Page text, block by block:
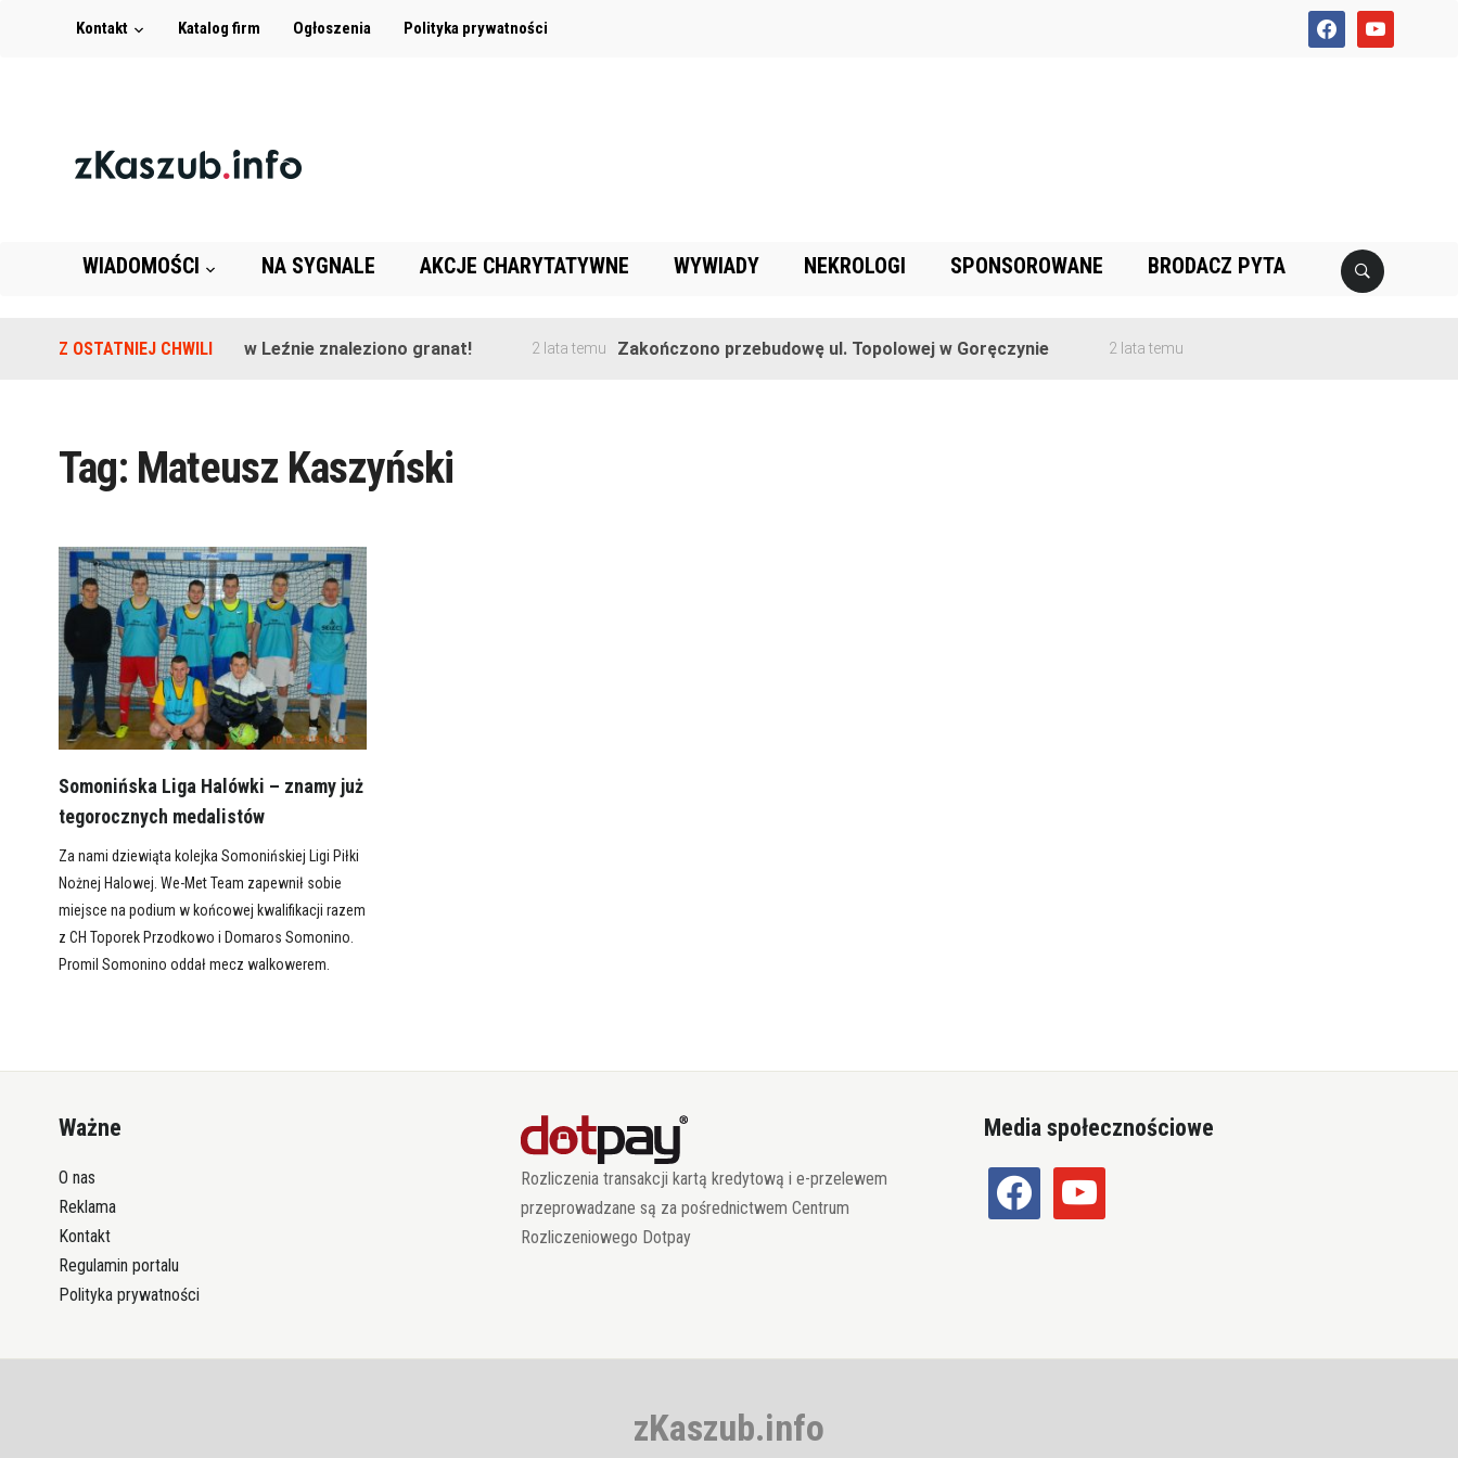
facebookyoutube
Kontakt Katalog firm Ogłoszenia Polityka prywatności
WIADOMOŚCI NA SYGNALE AKCJE CHARYTATYWNE WYWIADY NEKROLOGI SPONSOROWANE BRODACZ PYTA
Z OSTATNIEJ CHWILI
Na terenie szkoły w Leźnie znaleziono granat! 2 lata temu Zakończono przebudowę ul. Topolowej w Goręczynie 2 lata temu
Tag: Mateusz Kaszyński
Somonińska Liga Halówki – znamy już
tegorocznych medalistów
Za nami dziewiąta kolejka Somonińskiej Ligi Piłki
Nożnej Halowej. We-Met Team zapewnił sobie
miejsce na podium w końcowej kwalifikacji razem
z CH Toporek Przodkowo i Domaros Somonino.
Promil Somonino oddał mecz walkowerem.
Ważne
O nas
Reklama
Kontakt
Regulamin portalu
Polityka prywatności
Rozliczenia transakcji kartą kredytową i e-przelewem
przeprowadzane są za pośrednictwem Centrum
Rozliczeniowego Dotpay
Media społecznościowe
facebook youtube
zKaszub.info